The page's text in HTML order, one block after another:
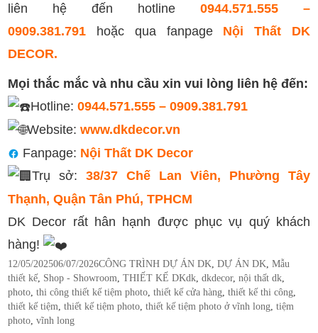
liên hệ đến hotline
0944.571.555 –
0909.381.791
hoặc qua fanpage
Nội Thất DK
DECOR.
Mọi thắc mắc và nhu cầu xin vui lòng liên hệ đến:
Hotline:0944.571.555 – 0909.381.791
Website: www.dkdecor.vn
Fanpage: Nội Thất DK Decor
Trụ sở:38/37 Chế Lan Viên, Phường Tây
Thạnh, Quận Tân Phú, TPHCM
DK Decor rất hân hạnh được phục vụ quý khách
hàng!
Posted
on
12/05/202506/07/2026Categories
CÔNG TRÌNH DỰ ÁN DK ,DỰ ÁN DK ,Mẫu
thiết kế, Shop - Showroom ,THIẾT KẾ DKTags
dk ,dkdecor,nội thất dk
photo ,thi công thiết kế tiệm photo ,thiết kế cửa hàng ,thiết kế thi công
thiết kế tiệm ,thiết kế tiệm photo ,thiết kế tiệm photo ở vĩnh long ,tiệm
photo ,vĩnh long